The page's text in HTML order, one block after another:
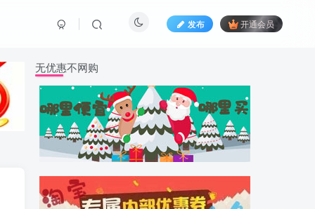
发布 开通会员
无优惠不网购